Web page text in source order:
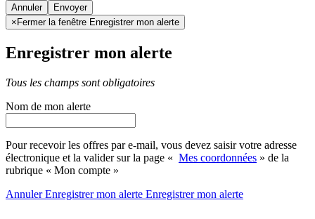
Annuler
× Fermer la fenêtre Enregistrer mon alerte
Enregistrer mon alerte
Tous les champs sont obligatoires
Nom de mon alerte
Pour recevoir les offres par e-mail, vous devez saisir votre adresse
électronique et la valider sur la page « Mes coordonnées » de la
rubrique « Mon compte »
AnnulerEnregistrer mon alerte Enregistrermon alerte